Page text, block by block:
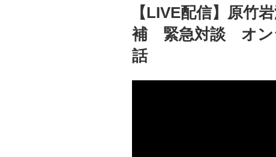
【LIVE配信】原竹
補 緊急対談 オン
話